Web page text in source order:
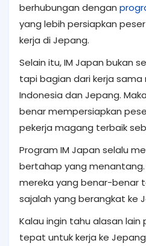
berhubungan dengan
yang lebih persiapkan
kerja di Jepang.
Selain itu, IM Japan bukan
tapi bagian dari kerja
Indonesia dan Jepang.
benar mempersiapkan
pekerja magang terbaik
Program IM Japan selalu
bertahap yang menantang.
mereka yang benar-benar
sajalah yang berangkat ke
Kalau ingin tahu alasan lain
tepat untuk kerja ke